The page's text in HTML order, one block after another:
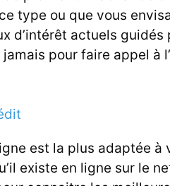
type ou que vous
d’intérêt actuels guidés
pour faire appel à
est la plus adaptée à
existe en ligne sur le